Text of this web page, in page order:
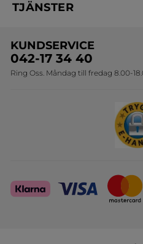
Online prislista
Erbjudanden
Travelsize
Sets
TJÄNSTER
Onlineprislista för postorder
KUNDSERVICE
042-17 34 40
Ring Oss. Måndag till fredag 8.00-